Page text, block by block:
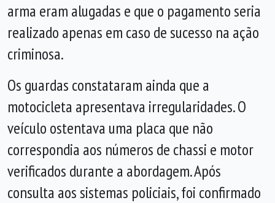
arma eram alugadas e que o pagamento seria
realizado apenas em caso de sucesso na ação
criminosa.
Os guardas constataram ainda que a
motocicleta apresentava irregularidades. O
veículo ostentava uma placa que não
correspondia aos números de chassi e motor
verificados durante a abordagem. Após
consulta aos sistemas policiais, foi confirmado